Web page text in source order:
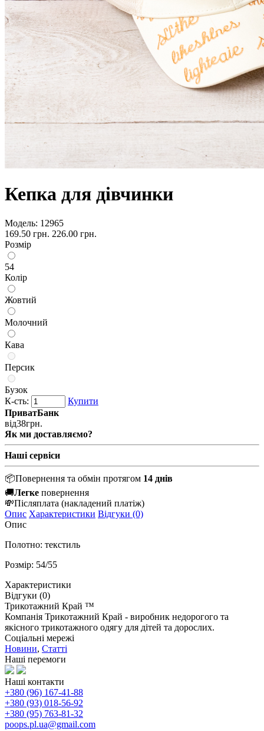
Кепка для дівчинки
Модель: 12965
169.50 грн. 226.00 грн.
Розмір
54
Колір
Жовтий
Молочний
Кава
Персик
Бузок
К-сть:
Купити
ПриватБанк
від38грн.
Як ми доставляємо?
Наші сервіси
📦Повернення та обмін протягом 14 днів
🚚Легке повернення
💸Післяплата (накладений платіж)
Опис Характеристики Відгуки (0)
Опис
Полотно: текстиль
Розмір: 54/55
Характеристики
Відгуки (0)
Трикотажний Край ™
Компанія Трикотажний Край - виробник недорогого та
якісного трикотажного одягу для дітей та дорослих.
Соціальні мережі
Новини, Статті
Наші перемоги
Наші контакти
+380 (96) 167-41-88
+380 (93) 018-56-92
+380 (95) 763-81-32
poops.pl.ua@gmail.com